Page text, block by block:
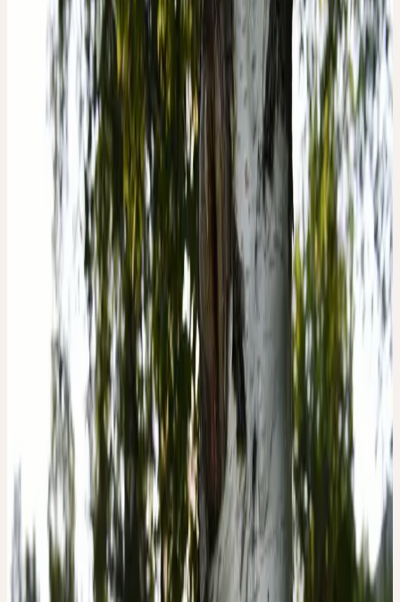
BOTANIQUE
Dans les mythes, le bouleau était représenté comme une jeune fille
gracieuse dansant avec une chevelure dorée. Le mouvement
souple des branches dans le vent, la parure dorée du printemps et
de l'automne et l'écorce d'un blanc pur incarnent la danse pure, le
rythme et la qualité. Au printemps, il alimente son tronc d'une sève
vivifiante (eau de bouleau). Les feuilles diffusent un parfum
particulièrement doux et suave, qui traverse l'âme de forces de
rajeunissement.
ESSENCE DE LA PLANTE
Grâce, juvénilité et flexibilité, polarité de vie et de mort
Mobilité et esthétique
Le bouleau réunit les contraires de la vie et de la mort. Son
essence est la qualité — sous son influence, l'âme perçoit les
couleurs plus lumineuses, les sons plus sonores, les parfums plus
aromatiques. Il est indiqué lorsque le monde est perçu comme
terne et gris ou que l'élan de jeunesse faiblit. En même temps, il
atteint aussi le type contraire, celui qui traverse la vie avec trop de
légèreté et évite les liens profonds. Le bouleau active la fonction